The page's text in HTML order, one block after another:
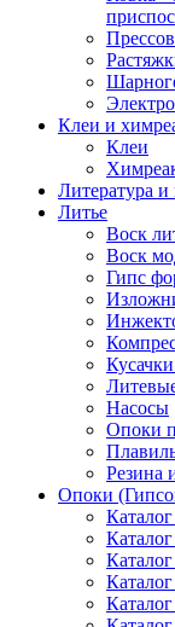
Клеи и
Клеи
Литература и
Литье
Воск
Воск
Гипс
Насосы
Опоки
Резина
Опоки